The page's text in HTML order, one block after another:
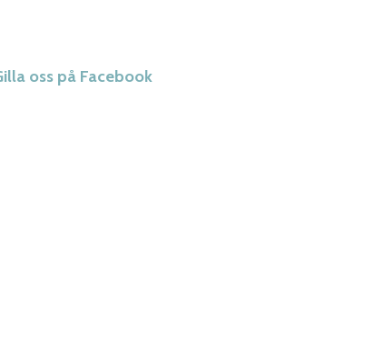
oss på Facebook